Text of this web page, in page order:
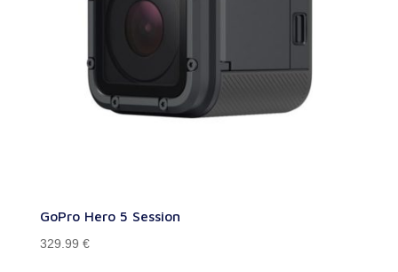
GoPro Hero 5 Session
329.99 €